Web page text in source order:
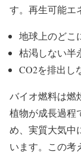
す。再生可能エ
地球上のどこ
枯渇しない半
CO2を排出し
バイオ燃料は燃
植物が成長過程
め、実質大気中
います。この考